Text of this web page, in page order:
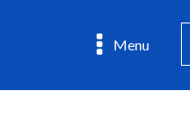
Menu